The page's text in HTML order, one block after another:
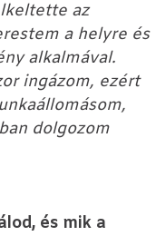
az
a helyre és
alkalmával.
ingázom, ezért
dolgozom
és mik a